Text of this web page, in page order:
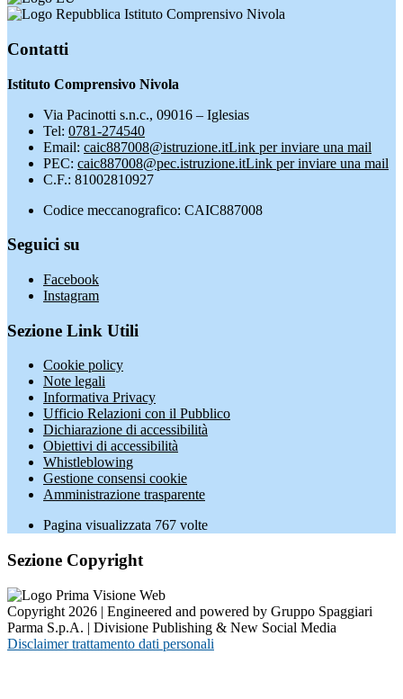
Istituto Comprensivo Nivola
Contatti
Istituto Comprensivo Nivola
Via Pacinotti s.n.c., 09016 – Iglesias
Tel: 0781-274540
Email: caic887008@istruzione.itLink per inviare una mail
PEC: caic887008@pec.istruzione.itLink per inviare una mail
C.F.: 81002810927
Codice meccanografico: CAIC887008
Seguici su
Facebook
Instagram
Sezione Link Utili
Cookie policy
Note legali
Informativa Privacy
Ufficio Relazioni con il Pubblico
Dichiarazione di accessibilità
Obiettivi di accessibilità
Whistleblowing
Gestione consensi cookie
Amministrazione trasparente
Pagina visualizzata 767 volte
Sezione Copyright
Copyright 2026 | Engineered and powered by Gruppo Spaggiari
Parma S.p.A. | Divisione Publishing & New Social Media
Disclaimer trattamento dati personali